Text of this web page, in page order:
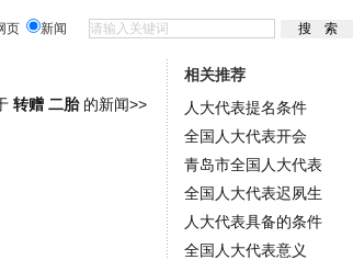
页 新闻
转赠 二胎的新闻>>
相关推荐
人大代表提名条件
全国人大代表开会
青岛市全国人大代表
全国人大代表迟夙生
人大代表具备的条件
全国人大代表意义